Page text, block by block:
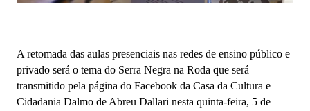
A retomada das aulas presenciais nas redes de ensino público e
privado será o tema do Serra Negra na Roda que será
transmitido pela página do Facebook da Casa da Cultura e
Cidadania Dalmo de Abreu Dallari nesta quinta-feira, 5 de